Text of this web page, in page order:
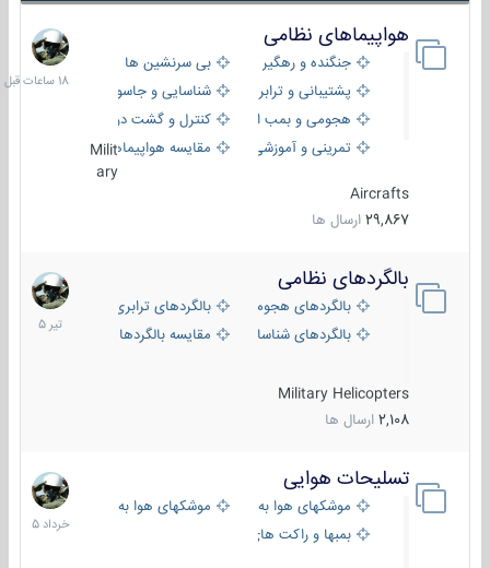
هواپیماهای نظامی
جنگنده و رهگیر
بی سرنشین ها
پشتیبانی و ترابری
شناسایی و جاسوسی
هجومی و بمب افکن
کنترل و گشت دریایی
تمرینی و آموزشی
مقایسه هواپیماهاMilit
ary
Aircrafts
29,867 ارسال ها
18
ساعات
قبل
بالگردهای نظامی
بالگردهای هجومی
بالگردهای ترابری
بالگردهای شناسایی
مقایسه بالگردها
Military Helicopters
2,108 ارسال ها
22
تیر
1405
تسلیحات هوایی
موشکهای هوا به هوا
موشکهای هوا به سطح
بمبها و راکت های هوایی
30
خرداد
1405